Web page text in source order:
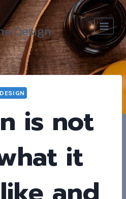
Design
DESIGN
is not
it